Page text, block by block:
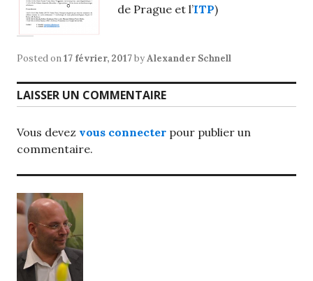
de Prague et l’ITP)
Posted on17 février, 2017byAlexander Schnell
LAISSER UN COMMENTAIRE
Vous devez vous connecter pour publier un
commentaire.